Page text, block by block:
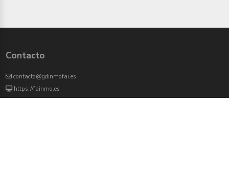
Contacto
contacto@gdinmofai.es
https://fainmo.es